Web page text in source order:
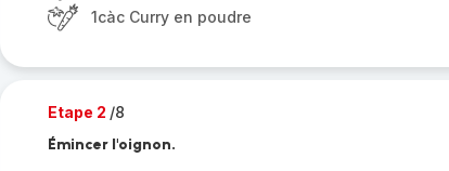
1càc Curry en poudre
Etape 2 /8
Émincer l'oignon.